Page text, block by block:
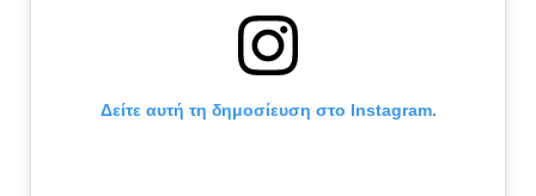
Δείτε αυτή τη δημοσίευση στο Instagram.